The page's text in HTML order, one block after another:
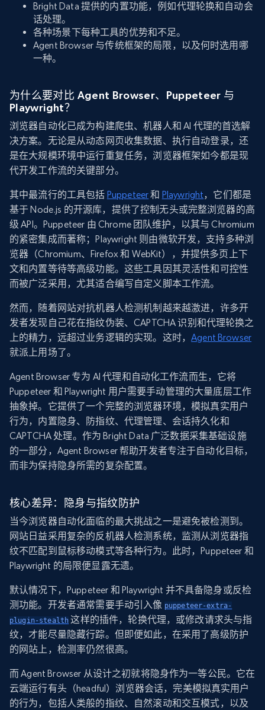
Bright Data 提供的内置功能，例如代理轮换和自动会
话处理。
各种场景下每种工具的优势和不足。
Agent Browser 与传统框架的局限，以及何时选用哪
一种。
为什么要对比 Agent Browser、Puppeteer 与
Playwright？
浏览器自动化已成为构建爬虫、机器人和 AI 代理的首选解
决方案。无论是从动态网页收集数据、执行自动登录，还
是在大规模环境中运行重复任务，浏览器框架如今都是现
代开发工作流的关键部分。
其中最流行的工具包括 Puppeteer和 Playwright，它们都是
基于 Node.js 的开源库，提供了控制无头或完整浏览器的高
级 API。Puppeteer 由 Chrome 团队维护，以其与 Chromium
的紧密集成而著称；Playwright 则由微软开发，支持多种浏
览器（Chromium、Firefox 和 WebKit），并提供多页上下
文和内置等待等高级功能。这些工具因其灵活性和可控性
而被广泛采用，尤其适合编写自定义脚本工作流。
然而，随着网站对抗机器人检测机制越来越激进，许多开
发者发现自己花在指纹伪装、CAPTCHA 识别和代理轮换之
上的精力，远超过业务逻辑的实现。这时，Agent Browser
就派上用场了。
Agent Browser 专为 AI 代理和自动化工作流而生，它将
Puppeteer 和 Playwright 用户需要手动管理的大量底层工作
抽象掉。它提供了一个完整的浏览器环境，模拟真实用户
行为，内置隐身、防指纹、代理管理、会话持久化和
CAPTCHA 处理。作为 Bright Data 广泛数据采集基础设施
的一部分，Agent Browser 帮助开发者专注于自动化目标，
而非为保持隐身所需的复杂配置。
核心差异：隐身与指纹防护
当今浏览器自动化面临的最大挑战之一是避免被检测到。
网站日益采用复杂的反机器人检测系统，监测从浏览器指
纹不匹配到鼠标移动模式等各种行为。此时，Puppeteer 和
Playwright 的局限便显露无遗。
默认情况下，Puppeteer 和 Playwright 并不具备隐身或反检
测功能。开发者通常需要手动引入像 puppeteer-extra-
plugin-stealth 这样的插件，轮换代理，或修改请求头与指
纹，才能尽量隐藏行踪。但即便如此，在采用了高级防护
的网站上，检测率仍然很高。
而 Agent Browser 从设计之初就将隐身作为一等公民。它在
云端运行有头（headful）浏览器会话，完美模拟真实用户
的行为，包括人类般的指纹、自然滚动和交互模式，以及